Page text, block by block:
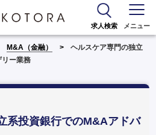
求人検索 メニュー
M&A（金融）
ヘルスケア専門の独立
ー業務
系投資銀行でのM&Aアドバ